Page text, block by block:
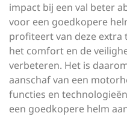
impact bij een val beter
voor een goedkopere
profiteert van deze extra
het comfort en de
verbeteren. Het is
aanschaf van een
functies en
een goedkopere helm